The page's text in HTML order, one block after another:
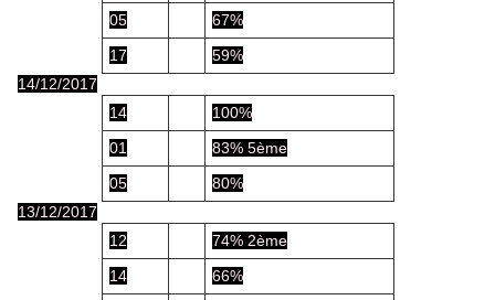
05
67%
17
59%
14/12/2017
14
100%
01
83% 5ème
05
80%
13/12/2017
12
74% 2ème
14
66%